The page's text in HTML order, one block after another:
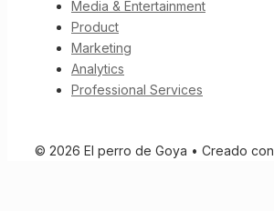
Media & Entertainment
Product
Marketing
Analytics
Professional Services
© 2026 El perro de Goya • Creado con